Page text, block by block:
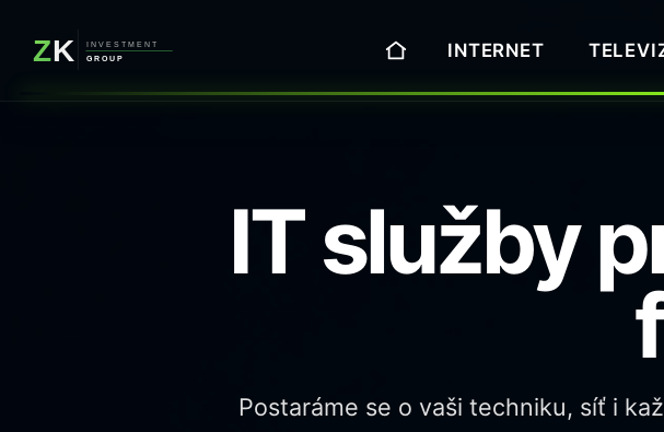
INTERNET
IT služby
Postaráme se o vaši techniku, síť i